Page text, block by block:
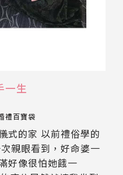
一生
禮百寶袋
式的家 以前禮俗學的
親眼看到，好命婆一
好像很怕她餓一